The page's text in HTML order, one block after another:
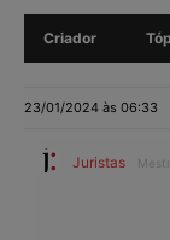
Criador
23/01/2024 às 06:33
Juristas Mestre